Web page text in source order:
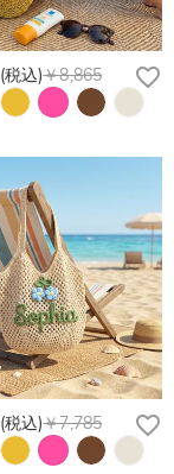
(税込)￥8,865
(税込)￥7,785